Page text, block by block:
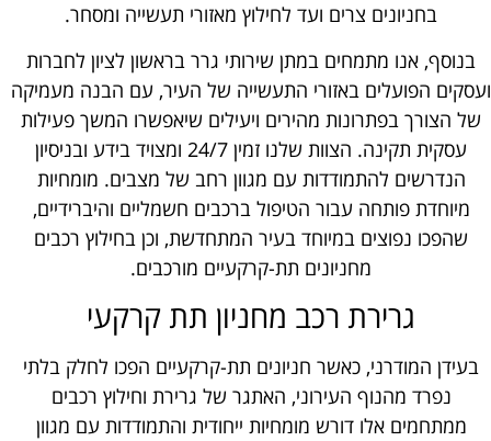
בחניונים צרים ועד לחילוץ מאזורי תעשייה ומסחר.
בנוסף, אנו מתמחים במתן שירותי גרר בראשון לציון לחברות
ועסקים הפועלים באזורי התעשייה של העיר, עם הבנה מעמיקה
של הצורך בפתרונות מהירים ויעילים שיאפשרו המשך פעילות
עסקית תקינה. הצוות שלנו זמין 24/7 ומצויד בידע ובניסיון
הנדרשים להתמודדות עם מגוון רחב של מצבים. מומחיות
מיוחדת פותחה עבור הטיפול ברכבים חשמליים והיברידיים,
שהפכו נפוצים במיוחד בעיר המתחדשת, וכן בחילוץ רכבים
מחניונים תת-קרקעיים מורכבים.
גרירת רכב מחניון תת קרקעי
בעידן המודרני, כאשר חניונים תת-קרקעיים הפכו לחלק בלתי
נפרד מהנוף העירוני, האתגר של גרירת וחילוץ רכבים
ממתחמים אלו דורש מומחיות ייחודית והתמודדות עם מגוון